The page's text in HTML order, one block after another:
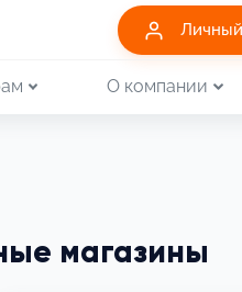
О компании
магазины